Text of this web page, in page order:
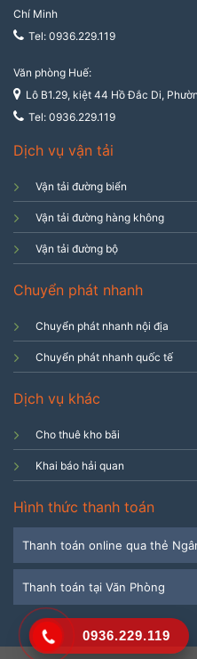
Chí Minh
Tel: 0936.229.119
Văn phòng Huế:
Lô B1.29, kiệt 44 Hồ Đắc Di,
Tel: 0936.229.119
Dịch vụ vận tải
Vận tải đường biển
Vận tải đường hàng không
Vận tải đường bộ
Chuyển phát nhanh
Chuyển phát nhanh nội địa
Chuyển phát nhanh quốc tế
Dịch vụ khác
Cho thuê kho bãi
Khai báo hải quan
Hình thức thanh toán
Thanh toán online qua thẻ
Thanh toán tại Văn Phòng
0936.229.119